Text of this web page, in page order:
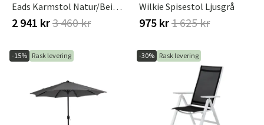
Eads Karmstol Natur/beige Brafab
2 941 kr3 460 kr
Wilkie Spisestol Ljusgrå
975 kr1 625 kr
-15% Rask levering -30% Rask levering